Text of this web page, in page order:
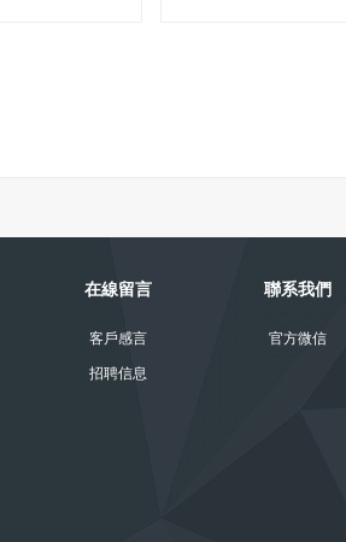
在線留言
客戶感言
招聘信息
聯系我們
官方微信